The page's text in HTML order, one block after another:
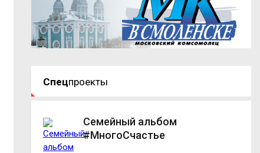
Спецпроекты
Семейный альбом
#МногоСчастье